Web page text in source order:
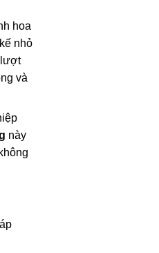
hoa
nhỏ
lượt
và
này